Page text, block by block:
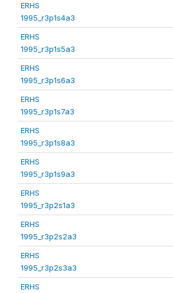
ERHS
1995_r3p1s4a3
ERHS
1995_r3p1s5a3
ERHS
1995_r3p1s6a3
ERHS
1995_r3p1s7a3
ERHS
1995_r3p1s8a3
ERHS
1995_r3p1s9a3
ERHS
1995_r3p2s1a3
ERHS
1995_r3p2s2a3
ERHS
1995_r3p2s3a3
ERHS